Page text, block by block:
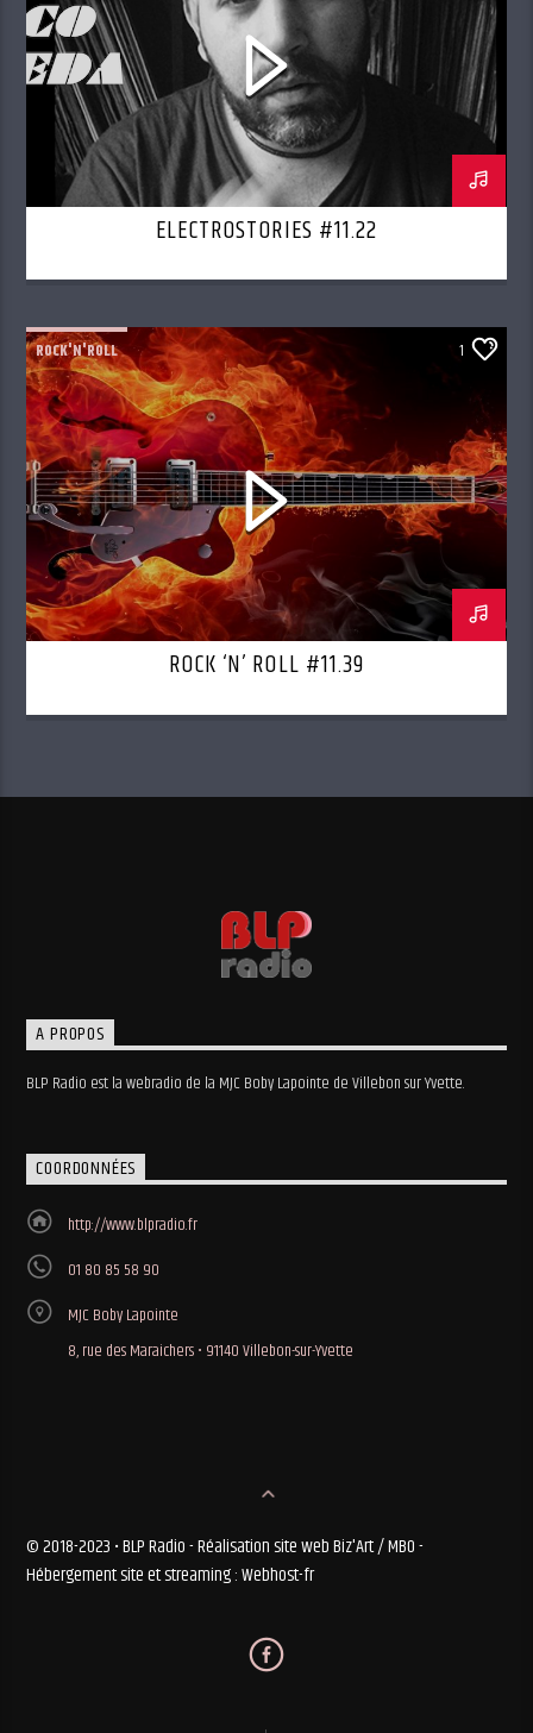
ELECTROSTORIES #11.22
ROCK'N'ROLL 1
ROCK ‘N’ ROLL #11.39
A PROPOS
BLP Radio est la webradio de la MJC Boby Lapointe de Villebon sur Yvette.
COORDONNÉES
http://www.blpradio.fr
01 80 85 58 90
MJC Boby Lapointe
8, rue des Maraichers • 91140 Villebon-sur-Yvette
© 2018-2023 • BLP Radio - Réalisation site web Biz'Art / MBO -
Hébergement site et streaming : Webhost-fr